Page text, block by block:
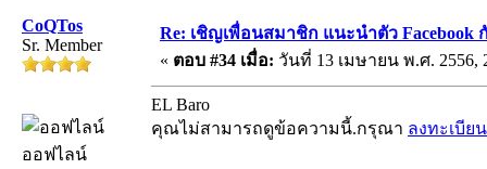
CoQTos
Sr. Member
ออฟไลน์
Re: เชิญเพื่อนสมาชิก แนะนำตัว Facebook
« ตอบ #34 เมื่อ: วันที่ 13 เมษายน พ.ศ. 2556,
EL Baro
คุณไม่สามารถดูข้อความนี้.กรุณา ลงทะเบียน